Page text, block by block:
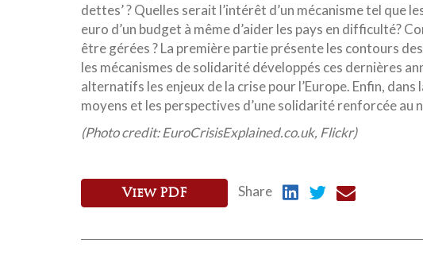
dettes’ ? Quelles serait l’intérêt d’un mécanisme tel que
euro d’un budget à même d’aider les pays en difficulté?
être gérées ? La première partie présente les contours
les mécanismes de solidarité développés ces dernières
alternatifs les enjeux de la crise pour l’Europe. Enfin,
moyens et les perspectives d’une solidarité renforcée au
(Photo credit: EuroCrisisExplained.co.uk, Flickr)
View PDF Share